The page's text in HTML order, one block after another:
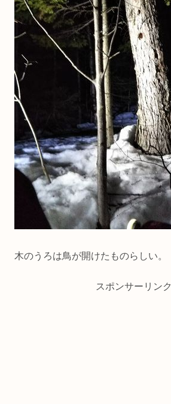
木のうろは鳥が開けたものらしい。
スポンサーリンク